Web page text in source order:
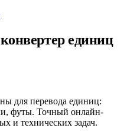
единиц
для перевода единиц:
футы. Точный онлайн-
и технических задач.